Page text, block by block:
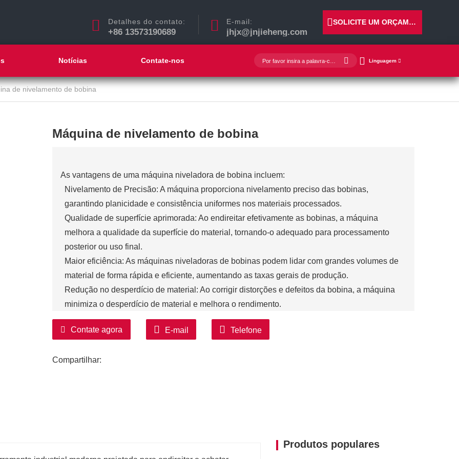
Detalhes do contato:
+86 13573190689
E-mail:
jhjx@jnjieheng.com
SOLICITE UM ORÇAMENTO
Notícias Contate-nos Linguagem
de nivelamento de bobina
Máquina de nivelamento de bobina
As vantagens de uma máquina niveladora de bobina incluem:
Nivelamento de Precisão: A máquina proporciona nivelamento preciso das bobinas,
garantindo planicidade e consistência uniformes nos materiais processados.
Qualidade de superfície aprimorada: Ao endireitar efetivamente as bobinas, a máquina
melhora a qualidade da superfície do material, tornando-o adequado para processamento
posterior ou uso final.
Maior eficiência: As máquinas niveladoras de bobinas podem lidar com grandes volumes de
material de forma rápida e eficiente, aumentando as taxas gerais de produção.
Redução no desperdício de material: Ao corrigir distorções e defeitos da bobina, a máquina
minimiza o desperdício de material e melhora o rendimento.
Versatilidade: As Niveladoras de Bobinas são versáteis e podem ser ajustadas para lidar com
diversos tipos de materiais, tamanhos e espessuras.
Contate agora E-mail Telefone
Compartilhar:
Produtos populares